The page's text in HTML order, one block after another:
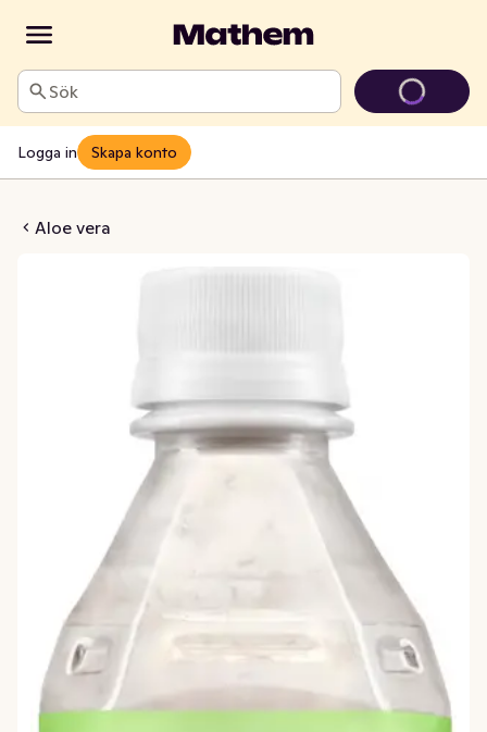
Sök
Logga in Skapa konto
Aloe vera
Original